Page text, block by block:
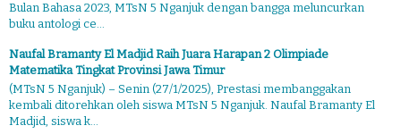
Bulan Bahasa 2023, MTsN 5 Nganjuk dengan bangga meluncurkan
buku antologi ce...
Naufal Bramanty El Madjid Raih Juara Harapan 2 Olimpiade
Matematika Tingkat Provinsi Jawa Timur
(MTsN 5 Nganjuk) – Senin (27/1/2025), Prestasi membanggakan
kembali ditorehkan oleh siswa MTsN 5 Nganjuk. Naufal Bramanty El
Madjid, siswa k...